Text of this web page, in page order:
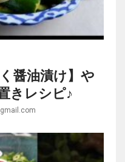
醤油漬け】や
きレシピ♪